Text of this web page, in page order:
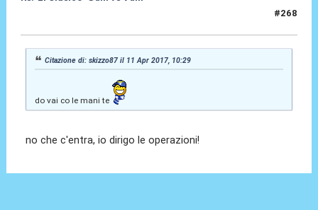
#268
Citazione di: skizzo87 il 11 Apr 2017, 10:29
do vai co le mani te
no che c'entra, io dirigo le operazioni!